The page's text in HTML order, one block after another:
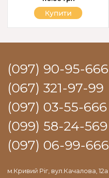
Купити
(097) 90-95-666
(067) 321-97-99
(097) 03-55-666
(099) 58-24-569
(097) 06-99-666
м.Кривий Ріг, вул.Качалова, 12а